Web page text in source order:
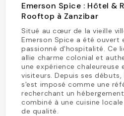
Emerson Spice : Hôtel &
Rooftop à Zanzibar
Situé au cœur de la vieille
Emerson Spice a été ouvert
passionné d'hospitalité. Ce
allie charme colonial et
une expérience chaleureuse
visiteurs. Depuis ses
s'est imposé comme une
recherchant un
combiné à une cuisine
de qualité.